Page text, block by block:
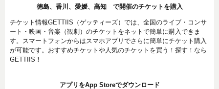
徳島、香川、愛媛、高知 で開催のチケットを購入
チケット情報GETTIIS（ゲッティーズ）では、全国のライブ・コンサ
ート・映画・音楽（観劇）のチケットをネットで簡単に購入できま
す。スマートフォンからはスマホアプリでさらに簡単にチケット購入
が可能です。おすすめチケットや人気のチケットを買う！探す！なら
GETTIIS！
アプリをApp Storeでダウンロード